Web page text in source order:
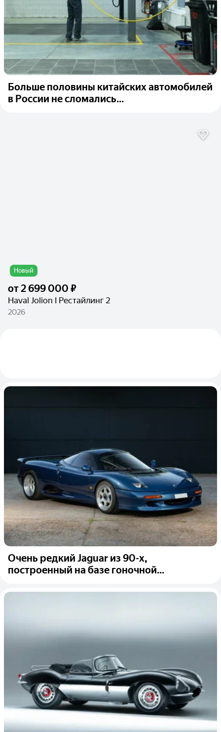
Больше половины китайских автомобилей
в России не сломались...
Новый
от2 699 000 ₽
Haval Jolion I Рестайлинг 2
2026
Очень редкий Jaguar из 90-х,
построенный на базе гоночной...